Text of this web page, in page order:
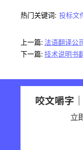
热门关键词: 投标文
上一篇: 法语翻译公
下一篇: 技术说明书
咬文嚼字
立